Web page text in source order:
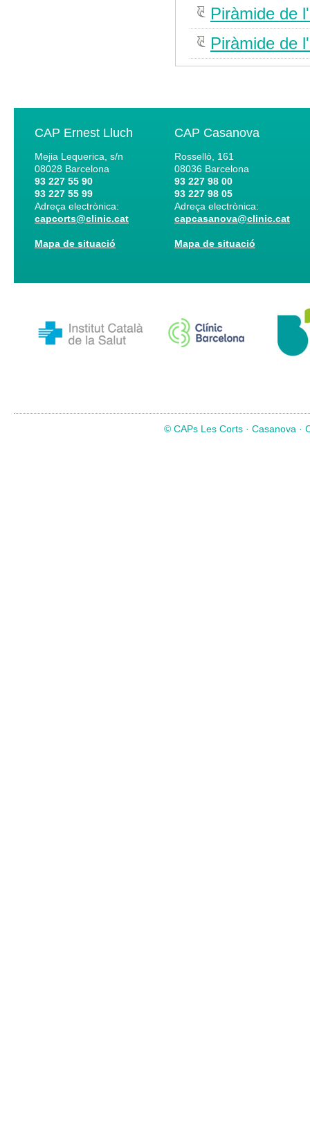
Piràmide de
Piràmide de
CAP Ernest Lluch
Mejia Lequerica, s/n
08028 Barcelona
93 227 55 90
93 227 55 99
Adreça electrònica:
capcorts@clinic.cat
Mapa de situació
CAP Casanova
Rosselló, 161
08036 Barcelona
93 227 98 00
93 227 98 05
Adreça electrònica:
capcasanova@clinic.cat
Mapa de situació
© CAPs Les Corts · Casanova ·